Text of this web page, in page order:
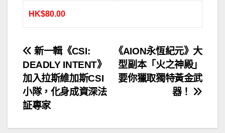
HK$80.00
文
章
導
《AION永恆紀元》大
型副本「火之神殿」
要你獵取獨特黃金武
器！
新一輯《CSI:
DEADLY INTENT》
加入拉斯維加斯CSI
小隊，化身成資深法
証專家